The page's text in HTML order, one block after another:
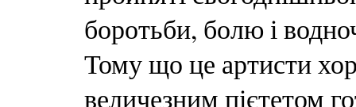
боротьби, болю і
Тому що це артисти
величезним пієтетом